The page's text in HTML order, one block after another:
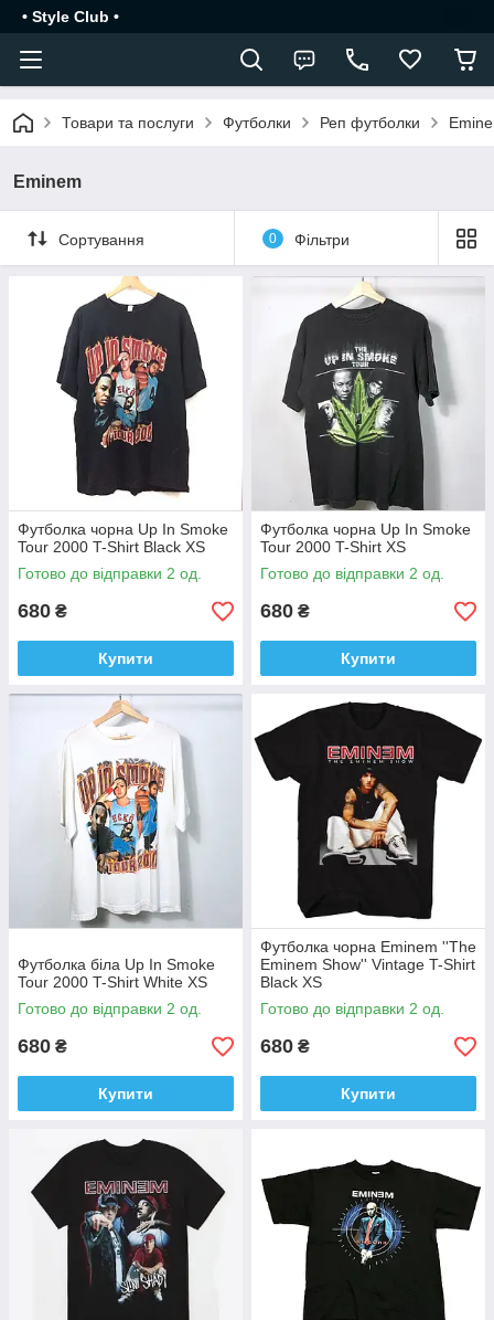
• Style Club •
Товари та послуги Футболки Реп футболки
Eminem
Сортування 0 Фільтри
Футболка чорна Up In Smoke
Tour 2000 T-Shirt Black XS
Готово до відправки 2 од.
680 ₴
Купити
Футболка чорна Up In Smoke
Tour 2000 T-Shirt XS
Готово до відправки 2 од.
680 ₴
Купити
Футболка біла Up In Smoke
Tour 2000 T-Shirt White XS
Готово до відправки 2 од.
680 ₴
Купити
Футболка чорна Eminem ''The
Eminem Show'' Vintage T-Shirt
Black XS
Готово до відправки 2 од.
680 ₴
Купити